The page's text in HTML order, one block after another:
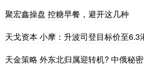
聚宏鑫操盘 控糖早餐，避开这几种
天戈资本 小摩：升波司登目标价至6.3
天金策略 外东北归属迎转机? 中俄秘